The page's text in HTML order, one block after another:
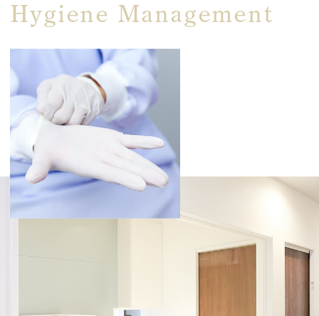
TEL 052-838-8855
2026.06.22
8月の休診日のお知らせです
毎週火曜日・祝日が休診日でございます
8月13日（木） 1日休診日
8月14日（金） 1日休診日
Hygiene Management